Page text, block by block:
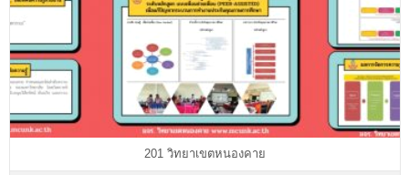
201 วิทยาเขตหนองคาย